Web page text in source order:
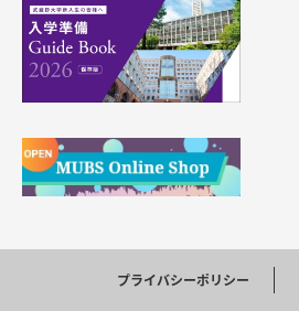
プライバシーポリシー